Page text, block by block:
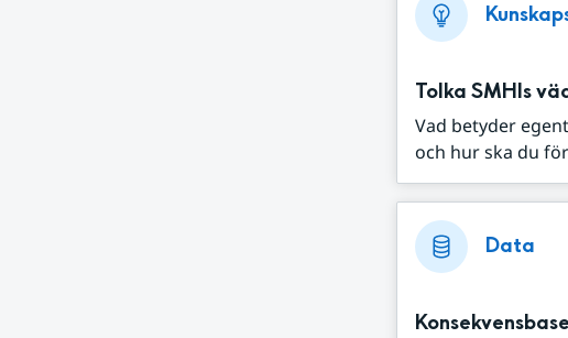
Tolka SMHIs
Vad betyder
och hur ska du
Data